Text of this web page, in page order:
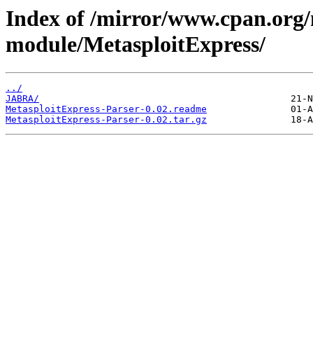
Index of /mirror/
module/MetasploitExpress/
../
JABRA/
MetasploitExpress-Parser-0.02.readme
MetasploitExpress-Parser-0.02.tar.gz